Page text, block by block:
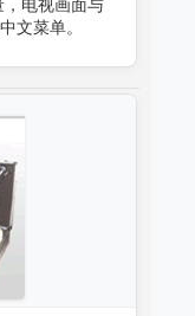
，电视画面与
文菜单。